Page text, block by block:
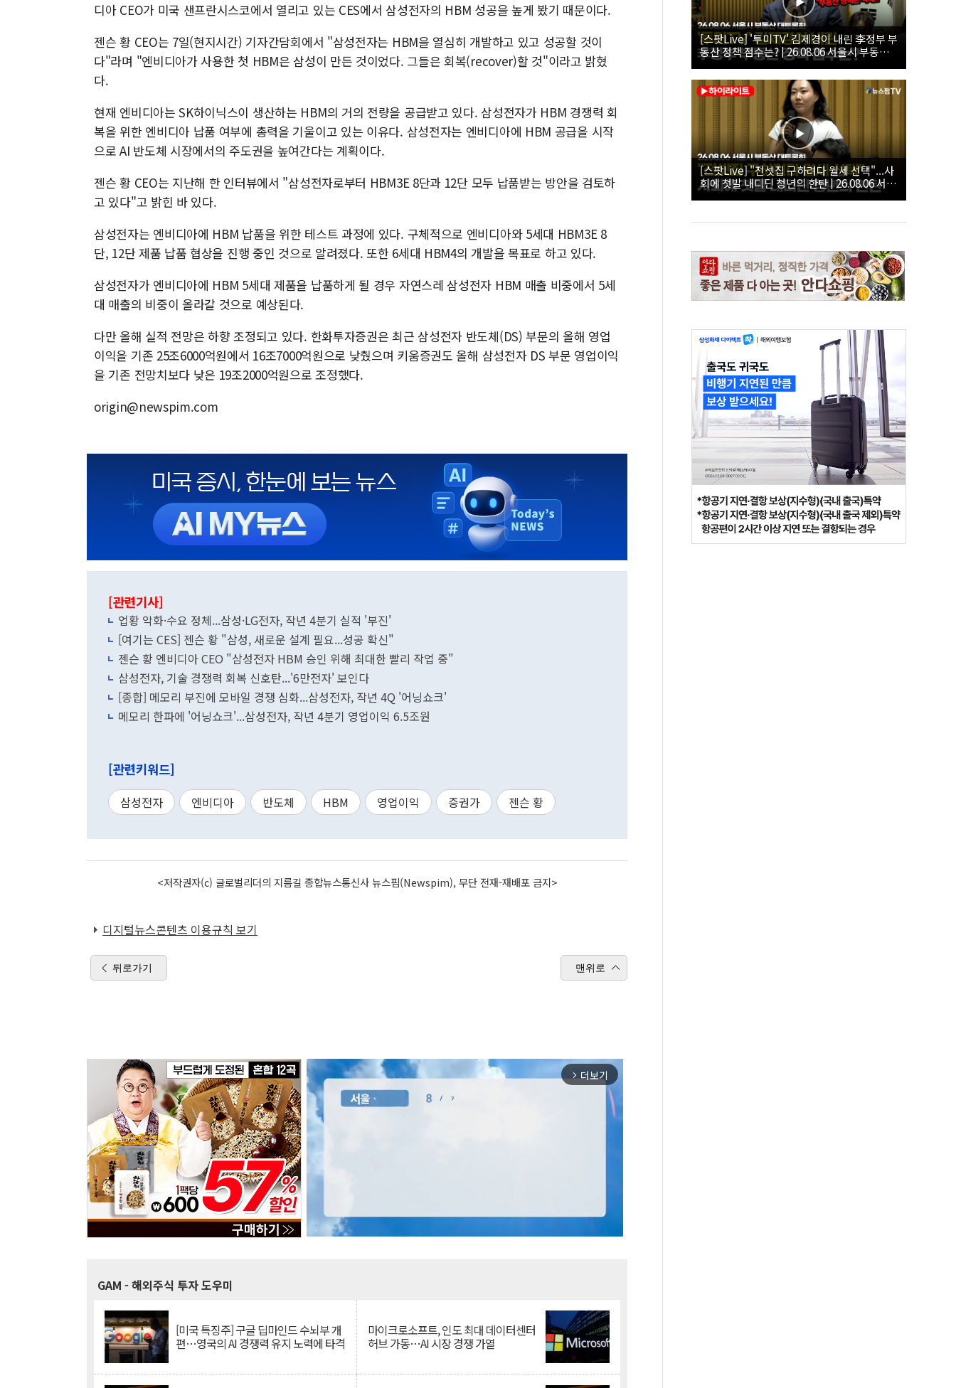
디아 CEO가 미국 샌프란시스코에서 열리고 있는 CES에서 삼성전자의 HBM 성공을 높게 봤기 때문이다.
젠슨 황 CEO는 7일(현지시간) 기자간담회에서 "삼성전자는 HBM을 열심히 개발하고 있고 성공할 것이
다"라며 "엔비디아가 사용한 첫 HBM은 삼성이 만든 것이었다. 그들은 회복(recover)할 것"이라고 밝혔
다.
현재 엔비디아는 SK하이닉스이 생산하는 HBM의 거의 전량을 공급받고 있다. 삼성전자가 HBM 경쟁력 회
복을 위한 엔비디아 납품 여부에 총력을 기울이고 있는 이유다. 삼성전자는 엔비디아에 HBM 공급을 시작
으로 AI 반도체 시장에서의 주도권을 높여간다는 계획이다.
젠슨 황 CEO는 지난해 한 인터뷰에서 "삼성전자로부터 HBM3E 8단과 12단 모두 납품받는 방안을 검토하
고 있다"고 밝힌 바 있다.
삼성전자는 엔비디아에 HBM 납품을 위한 테스트 과정에 있다. 구체적으로 엔비디아와 5세대 HBM3E 8
단, 12단 제품 납품 협상을 진행 중인 것으로 알려졌다. 또한 6세대 HBM4의 개발을 목표로 하고 있다.
삼성전자가 엔비디아에 HBM 5세대 제품을 납품하게 될 경우 자연스레 삼성전자 HBM 매출 비중에서 5세
대 매출의 비중이 올라갈 것으로 예상된다.
다만 올해 실적 전망은 하향 조정되고 있다. 한화투자증권은 최근 삼성전자 반도체(DS) 부문의 올해 영업
이익을 기존 25조6000억원에서 16조7000억원으로 낮췄으며 키움증권도 올해 삼성전자 DS 부문 영업이익
을 기존 전망치보다 낮은 19조2000억원으로 조정했다.
origin@newspim.com
[관련기사]
업황 악화·수요 정체...삼성·LG전자, 작년 4분기 실적 '부진'
[여기는 CES] 젠슨 황 "삼성, 새로운 설계 필요...성공 확신"
젠슨 황 엔비디아 CEO "삼성전자 HBM 승인 위해 최대한 빨리 작업 중"
삼성전자, 기술 경쟁력 회복 신호탄...'6만전자' 보인다
[종합] 메모리 부진에 모바일 경쟁 심화...삼성전자, 작년 4Q '어닝쇼크'
메모리 한파에 '어닝쇼크'...삼성전자, 작년 4분기 영업이익 6.5조원
[관련키워드]
삼성전자 엔비디아 반도체 HBM 영업이익 증권가 젠슨 황
<저작권자(c) 글로벌리더의 지름길 종합뉴스통신사 뉴스핌(Newspim), 무단 전재-재배포 금지>
디지털뉴스콘텐츠 이용규칙 보기
뒤로가기 맨위로
arrow_forward_ios 더보기
GAM - 해외주식 투자 도우미
[미국 특징주] 구글 딥마인드 수뇌부 개
편…영국의 AI 경쟁력 유지 노력에 타격
마이크로소프트, 인도 최대 데이터센터
허브 가동…AI 시장 경쟁 가열
[스팟Live] '투미TV' 김제경이 내린 李정부 부
동산 정책 점수는? | 26.08.06 서울시 부동산
대토론회
[스팟Live] "전셋집 구하려다 월세 선택"...사
회에 첫발 내디딘 청년의 한탄 | 26.08.06 서울
시 부동산 대토론회